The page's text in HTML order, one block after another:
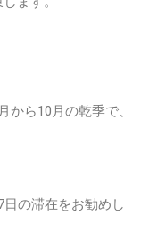
ら10月の乾季で、
の滞在をお勧めし